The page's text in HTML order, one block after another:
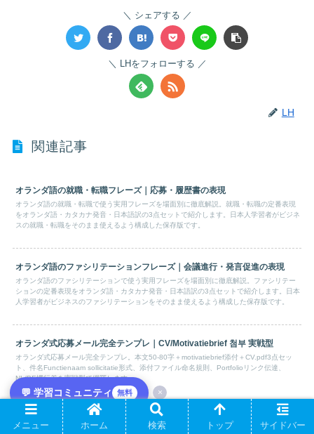
💬 学習コミュニティ 無料 ×
シェアする
LHをフォローする
LH
関連記事
オランダ語の就職・転職フレーズ｜応募・履歴書の表現
オランダ語の就職・転職で使う実用フレーズを場面別に徹底解説。就職・転職の定番表現
をオランダ語・カタカナ発音・日本語訳の3点セットで紹介します。日本人学習者がビジネ
スの就職・転職をそのまま使えるよう構成した保存版です。
オランダ語のファシリテーションフレーズ｜会議進行・発言促進の表現
オランダ語のファシリテーションで使う実用フレーズを場面別に徹底解説。ファシリテー
ションの定番表現をオランダ語・カタカナ発音・日本語訳の3点セットで紹介します。日本
人学習者がビジネスのファシリテーションをそのまま使えるよう構成した保存版です。
オランダ式応募メール完全テンプレ｜CV/Motivatiebrief 첨부 実戦型
オランダ式応募メール完全テンプレ。本文50-80字＋motivatiebrief添付＋CV.pdf3点セッ
ト、件名Functienaam sollicitatie形式、添付ファイル命名規則、Portfolioリンク伝達、
NL/BE慣行差を実戦型で網羅します。
オランダ語のファシリテーション頻出単語｜会議運営のボキャブラリー
メニュー ホーム 検索 トップ サイドバー